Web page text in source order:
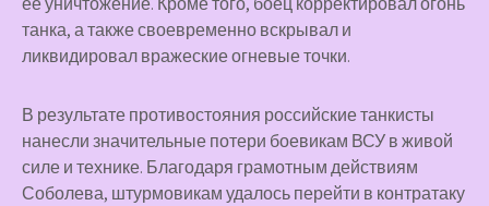
танка, а также своевременно вскрывал и
ликвидировал вражеские огневые точки.
В результате противостояния российские танкисты
нанесли значительные потери боевикам ВСУ в живой
силе и технике. Благодаря грамотным действиям
Соболева, штурмовикам удалось перейти в контратаку